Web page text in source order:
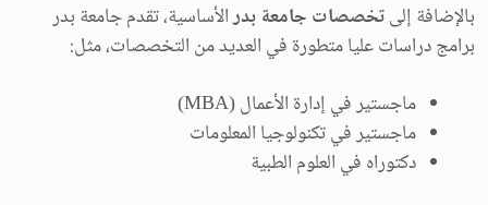
بالإضافة إلىتخصصات جامعة بدرالأساسية، تقدم جامعة بدر
برامج دراسات عليا متطورة في العديد من التخصصات، مثل:
ماجستير في إدارة الأعمال (MBA)
ماجستير في تكنولوجيا المعلومات
دكتوراه في العلوم الطبية